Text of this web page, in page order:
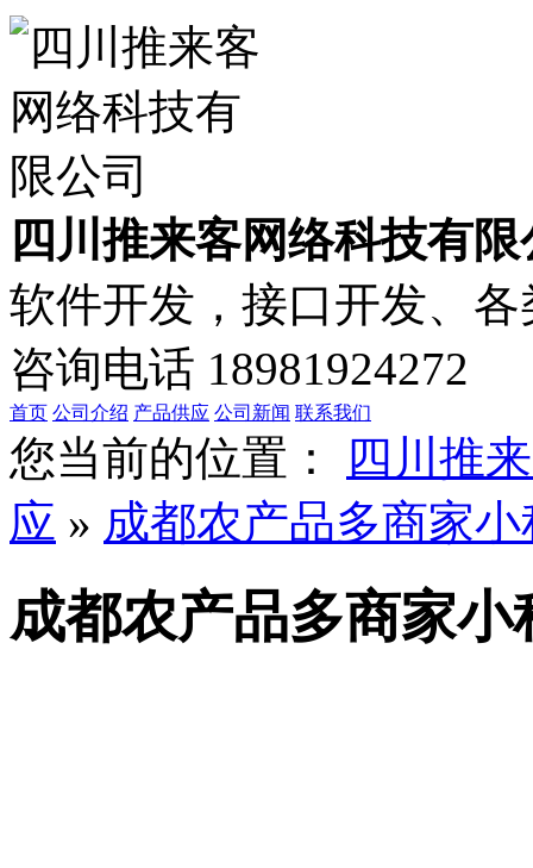
四川推来客网络科技有限
软件开发，接口开发、
咨询电话 18981924272
首页 公司介绍 产品供应 公司新闻 联系我们
您当前的位置：
四川推
应 » 成都农产品多商家
成都农产品多商家